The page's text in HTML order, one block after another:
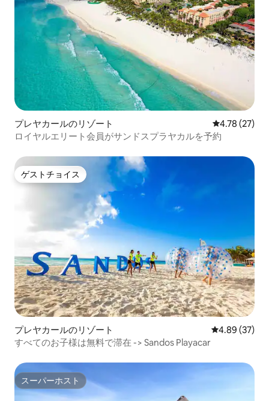
プレヤカールのリゾート レビュー27
4.78 (27)
ロイヤルエリート会員がサンドスプラヤカルを予約
ゲストチョイス
ゲストチョイス
プレヤカールのリゾート レビュー37
4.89 (37)
すべてのお子様は無料で滞在 -> Sandos Playacar
スーパーホスト
スーパーホスト